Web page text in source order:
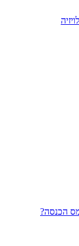
הכנסה?